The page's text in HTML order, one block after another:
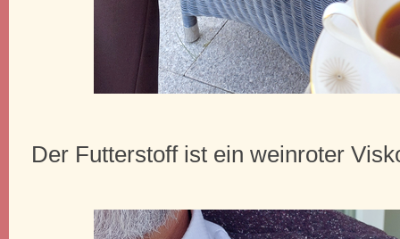
Der Futterstoff ist ein weinroter